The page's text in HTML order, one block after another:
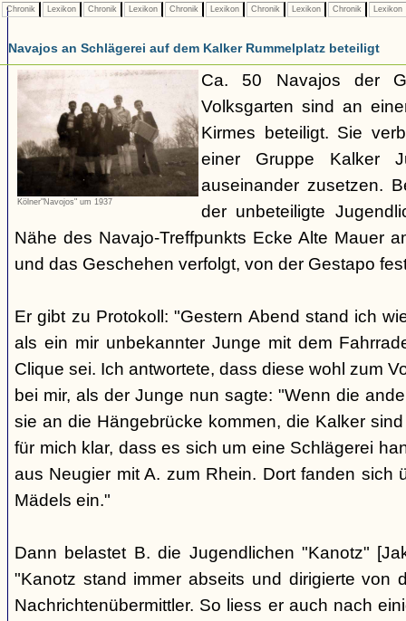
Chronik Lexikon Chronik Lexikon Chronik Lexikon Chronik Lexikon Chronik Lexikon
Navajos an Schlägerei auf dem Kalker Rummelplatz beteiligt
Kölner"Navojos" um 1937
Ca. 50 Navajos der
Volksgarten sind an
Kirmes beteiligt. Sie
einer Gruppe Kalker
auseinander zusetzen.
der unbeteiligte
Nähe des Navajo-Treffpunkts Ecke Alte Mauer
und das Geschehen verfolgt, von der Gestapo
Er gibt zu Protokoll: "Gestern Abend stand ich
als ein mir unbekannter Junge mit dem
Clique sei. Ich antwortete, dass diese wohl zum
bei mir, als der Junge nun sagte: "Wenn die
sie an die Hängebrücke kommen, die Kalker
für mich klar, dass es sich um eine Schlägerei
aus Neugier mit A. zum Rhein. Dort fanden sich
Mädels ein."
Dann belastet B. die Jugendlichen "Kanotz"
"Kanotz stand immer abseits und dirigierte von
Nachrichtenübermittler. So liess er auch nach